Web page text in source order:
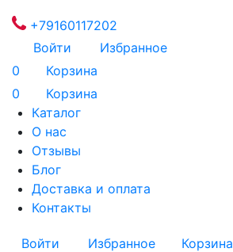
+79160117202
Войти
Избранное
0
Корзина
0
Корзина
Каталог
О нас
Отзывы
Блог
Доставка и оплата
Контакты
Войти Избранное Корзина